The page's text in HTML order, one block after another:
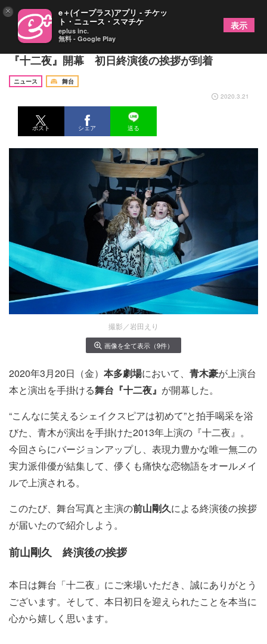
前山剛久主演、男性キャストのみで上演される舞台
『十二夜』開幕 初日終演後の挨拶が到着
ニュース
舞台
2020.3.21
ポスト シェア 送る
撮影／岩田えり
画像を全て表示（9件）
2020年3月20日（金） 本多劇場において、 青木豪が上演台
本と演出を手掛ける舞台『十二夜』 が開幕した。
“こんなに笑えるシェイクスピアは初めて”と拍手喝采を浴
びた、青木が演出を手掛けた2013年上演の『十二夜』。
今回さらにバージョンアップし、表現力豊かな唯一無二の
実力派俳優が結集して、儚くも痛快な恋物語をオールメイ
ルで上演される。
このたび、舞台写真と主演の前山剛久による終演後の挨拶
が届いたので紹介しよう。
前山剛久 終演後の挨拶
本日は舞台「十二夜」にご来場いただき、誠にありがとう
ございます。そして、本日初日を迎えられたことを本当に
心から嬉しく思います。
× e＋(イープラス)アプリ - チケッ
ト・ニュース・スマチケ
eplus inc.
無料 - Google Play
表示